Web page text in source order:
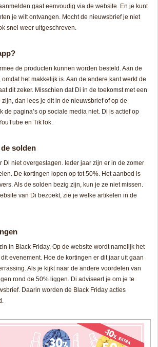
gaat eenvoudig via de website. En je kunt
je wilt ontvangen. Mocht de nieuwsbrief je niet
snel weer uitgeschreven.
de producten kunnen worden besteld. Aan de
het makkelijk is. Aan de andere kant werkt de
dit zeker. Misschien dat Di in de toekomst met een
zijn, dan lees je dit in de nieuwsbrief of op de
de pagina’s op sociale media niet. Di is actief op
en TikTok.
solden
Di niet overgeslagen. Ieder jaar zijn er in de zomer
De kortingen lopen op tot 50%. Het aanbod is
Als de solden bezig zijn, kun je ze niet missen.
van Di bezoekt, zie je welke artikelen in de
in Black Friday. Op de website wordt namelijk het
evenement. Hoe de kortingen er dit jaar uit gaan
Als je kijkt naar de andere voordelen van
rond de 50% liggen. Di adviseert je om je te
Daarin worden de Black Friday acties